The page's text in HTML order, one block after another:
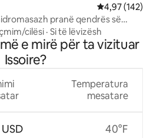
Vlerësimi
4,97 (142)
pranë qendrës së
cilësi · Si të lëvizësh
e mirë për ta vizituar
Issoire?
Temperatura
mesatare
40°F